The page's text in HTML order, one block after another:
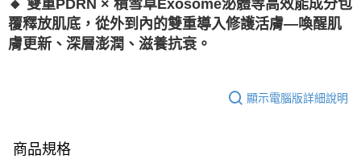
🔸 雙重PDRN × 積雪草Exosome泌體等高效能成分包
覆釋放肌底，從外到內的雙重導入修護活膚—喚醒肌
膚更新、深層澎潤、滋養抗衰。
顯示電腦版詳細說明
商品規格